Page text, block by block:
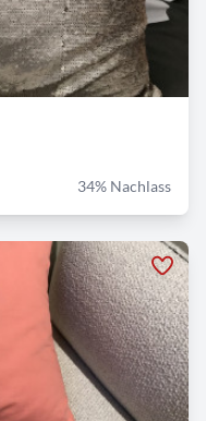
34% Nachlass